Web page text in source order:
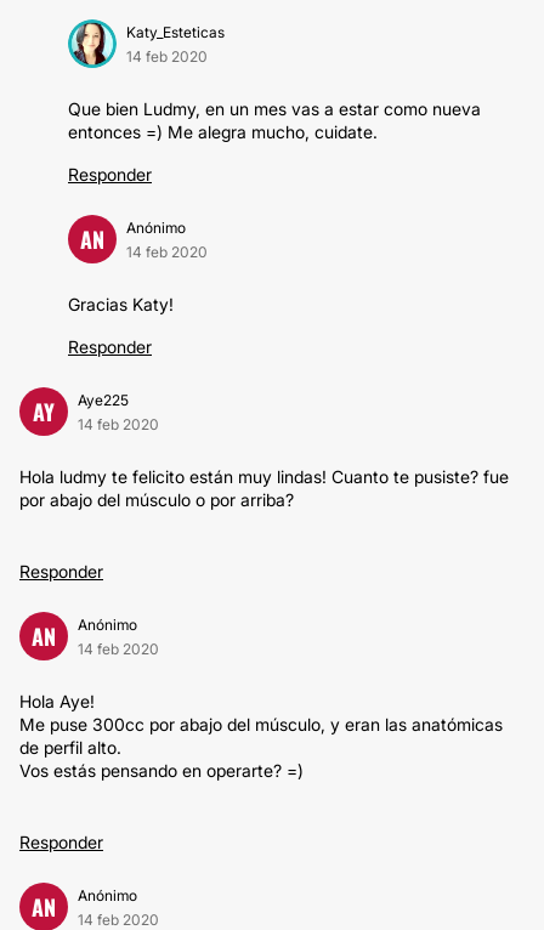
Katy_Esteticas
14 feb 2020
Que bien Ludmy, en un mes vas a estar como nueva
entonces =) Me alegra mucho, cuidate.
Responder
AN
Anónimo
14 feb 2020
Gracias Katy!
Responder
AY
Aye225
14 feb 2020
Hola ludmy te felicito están muy lindas! Cuanto te pusiste? fue
por abajo del músculo o por arriba?
Responder
AN
Anónimo
14 feb 2020
Hola Aye!
Me puse 300cc por abajo del músculo, y eran las anatómicas
de perfil alto.
Vos estás pensando en operarte? =)
Responder
AN
Anónimo
14 feb 2020